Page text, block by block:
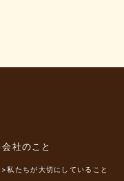
社のこと
>私たちが大切にしていること